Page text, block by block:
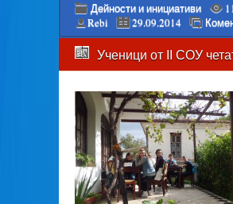
Дейности и инициативи
Rebi
29.09.2014
Ученици от ІІ СОУ